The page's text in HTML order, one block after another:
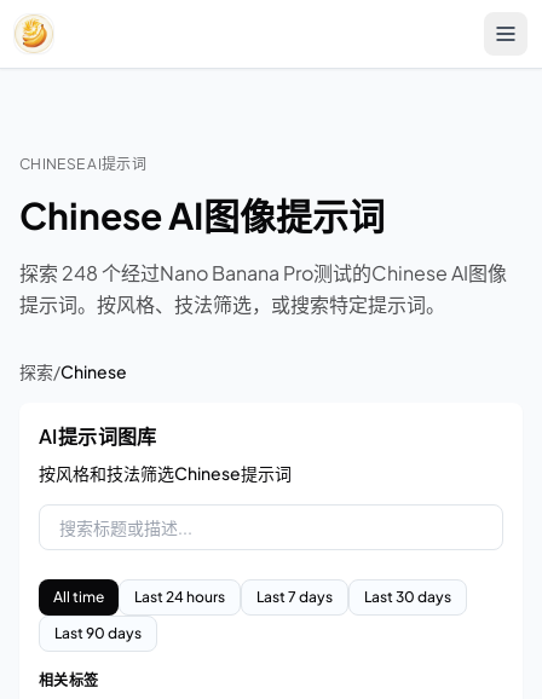
CHINESE AI提示词
Chinese AI图像提示词
探索 248 个经过Nano Banana Pro测试的Chinese AI图像
提示词。按风格、技法筛选，或搜索特定提示词。
探索/Chinese
AI提示词图库
按风格和技法筛选Chinese提示词
All time Last 24 hours Last 7 days
Last 30 days
Last 90 days
相关标签